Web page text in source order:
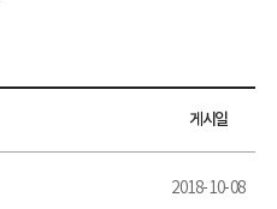
게시일
2018-10-08